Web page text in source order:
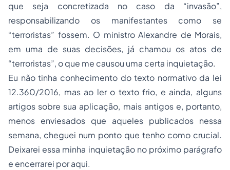
que seja concretizada no caso da “invasão”,
responsabilizando os manifestantes como se
“terroristas” fossem. O ministro Alexandre de Morais,
em uma de suas decisões, já chamou os atos de
“terroristas”, o que me causou uma certa inquietação.
Eu não tinha conhecimento do texto normativo da lei
12.360/2016, mas ao ler o texto frio, e ainda, alguns
artigos sobre sua aplicação, mais antigos e, portanto,
menos enviesados que aqueles publicados nessa
semana, cheguei num ponto que tenho como crucial.
Deixarei essa minha inquietação no próximo parágrafo
e encerrarei por aqui.